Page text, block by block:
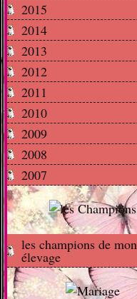
2015
2014
2013
2012
2011
2010
2009
2008
2007
les champions de mon
élevage